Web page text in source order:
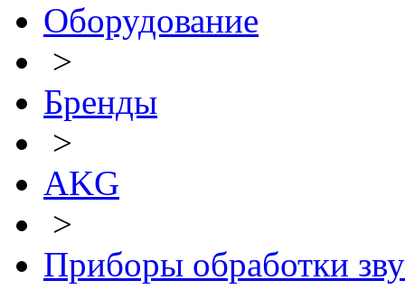
Оборудование
>
Бренды
>
AKG
>
Приборы обработки